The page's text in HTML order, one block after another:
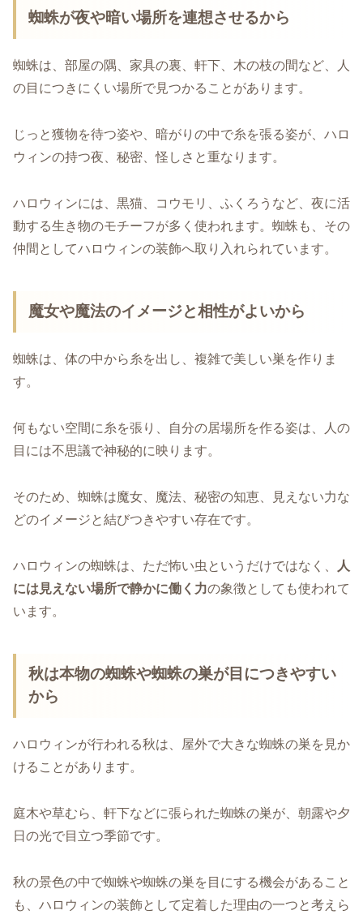
蜘蛛が夜や暗い場所を連想させるから
蜘蛛は、部屋の隅、家具の裏、軒下、木の枝の間など、人
の目につきにくい場所で見つかることがあります。
じっと獲物を待つ姿や、暗がりの中で糸を張る姿が、ハロ
ウィンの持つ夜、秘密、怪しさと重なります。
ハロウィンには、黒猫、コウモリ、ふくろうなど、夜に活
動する生き物のモチーフが多く使われます。蜘蛛も、その
仲間としてハロウィンの装飾へ取り入れられています。
魔女や魔法のイメージと相性がよいから
蜘蛛は、体の中から糸を出し、複雑で美しい巣を作りま
す。
何もない空間に糸を張り、自分の居場所を作る姿は、人の
目には不思議で神秘的に映ります。
そのため、蜘蛛は魔女、魔法、秘密の知恵、見えない力な
どのイメージと結びつきやすい存在です。
ハロウィンの蜘蛛は、ただ怖い虫というだけではなく、
人
には見えない場所で静かに働く力の象徴としても使われて
います。
秋は本物の蜘蛛や蜘蛛の巣が目につきやすい
から
ハロウィンが行われる秋は、屋外で大きな蜘蛛の巣を見か
けることがあります。
庭木や草むら、軒下などに張られた蜘蛛の巣が、朝露や夕
日の光で目立つ季節です。
秋の景色の中で蜘蛛や蜘蛛の巣を目にする機会があること
も、ハロウィンの装飾として定着した理由の一つと考えら